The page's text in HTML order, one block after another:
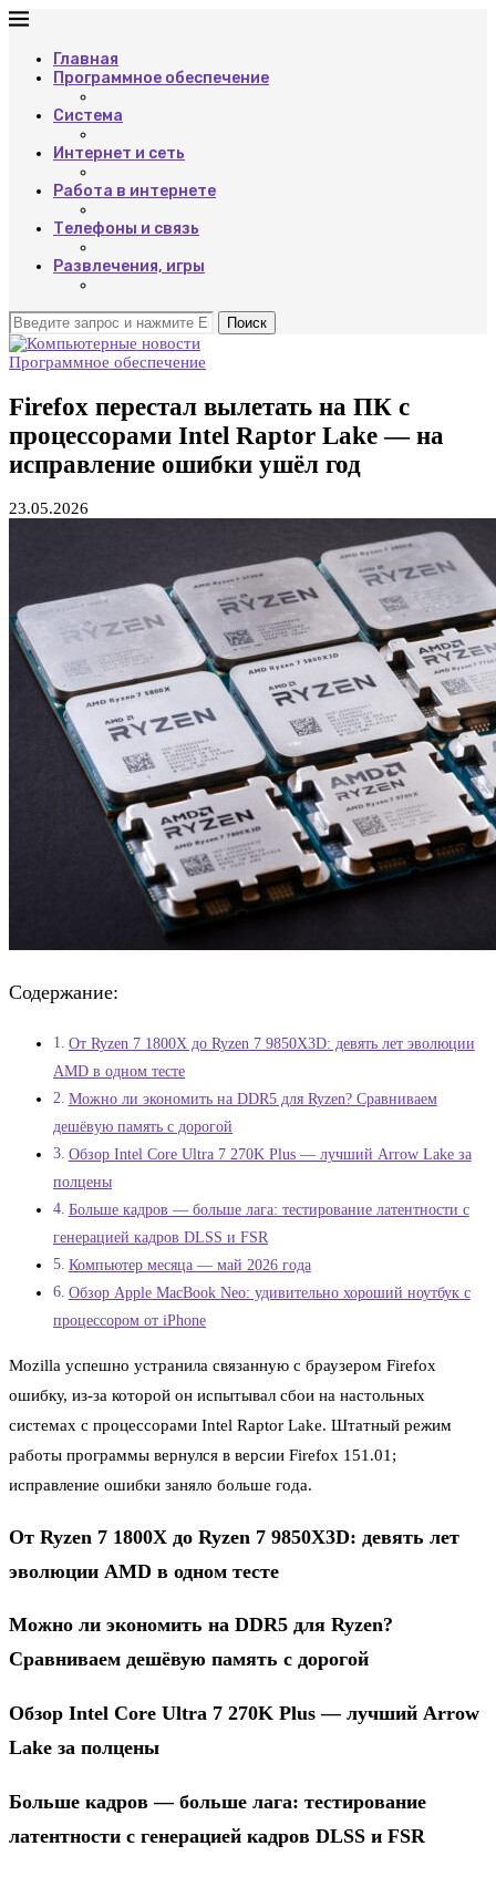
Главная
Программное обеспечение
Система
Интернет и сеть
Работа в интернете
Телефоны и связь
Развлечения, игры
Поиск
Программное обеспечение
Firefox перестал вылетать на ПК с
процессорами Intel Raptor Lake — на
исправление ошибки ушёл год
23.05.2026
Содержание:
От Ryzen 7 1800X до Ryzen 7 9850X3D: девять лет эволюции
AMD в одном тесте
Можно ли экономить на DDR5 для Ryzen? Сравниваем
дешёвую память с дорогой
Обзор Intel Core Ultra 7 270K Plus — лучший Arrow Lake за
полцены
Больше кадров — больше лага: тестирование латентности с
генерацией кадров DLSS и FSR
Компьютер месяца — май 2026 года
Обзор Apple MacBook Neo: удивительно хороший ноутбук с
процессором от iPhone
Mozilla успешно устранила связанную с браузером Firefox
ошибку, из-за которой он испытывал сбои на настольных
системах с процессорами Intel Raptor Lake. Штатный режим
работы программы вернулся в версии Firefox 151.01;
исправление ошибки заняло больше года.
От Ryzen 7 1800X до Ryzen 7 9850X3D: девять лет
эволюции AMD в одном тесте
Можно ли экономить на DDR5 для Ryzen?
Сравниваем дешёвую память с дорогой
Обзор Intel Core Ultra 7 270K Plus — лучший Arrow
Lake за полцены
Больше кадров — больше лага: тестирование
латентности с генерацией кадров DLSS и FSR